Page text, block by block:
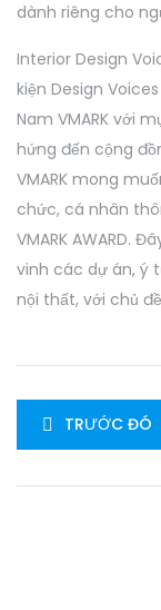
dành riêng cho
Interior Design
kiện Design
Nam VMARK với
hứng đến cộng
VMARK mong
chức, cá nhân
VMARK AWARD.
vinh các dự án, ý
nội thất, với chủ đề
TRƯỚC ĐÓ